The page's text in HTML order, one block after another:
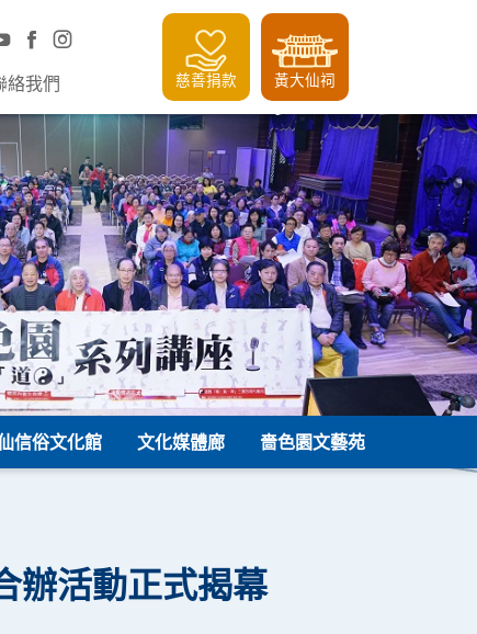
絡我們 慈善捐款 黃大仙祠
信俗文化館 文化媒體廊 嗇色園文藝苑
辦活動正式揭幕